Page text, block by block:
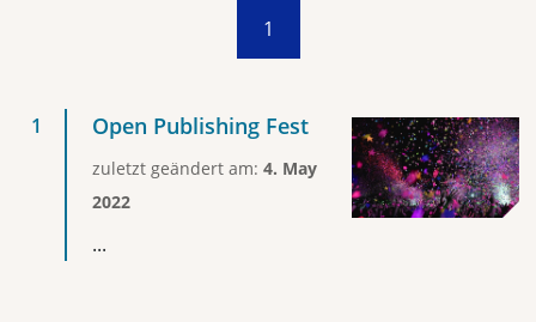
1
Open Publishing Fest
zuletzt geändert am: 4. May
2022
...